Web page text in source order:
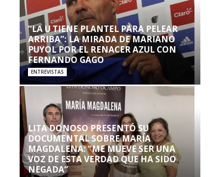
“LA U TIENE PLANTEL PARA PELEAR
ARRIBA”: LA MIRADA DE MARIANO
PUYOL POR EL RENACER AZUL CON
FERNANDO GAGO
ENTREVISTAS
LITA DONOSO PRESENTÓ SU
DOCUMENTAL SOBRE MARÍA
MAGDALENA: “ME MUEVE SER UNA
VOZ DE ESTA VERDAD QUE HA SIDO
NEGADA”